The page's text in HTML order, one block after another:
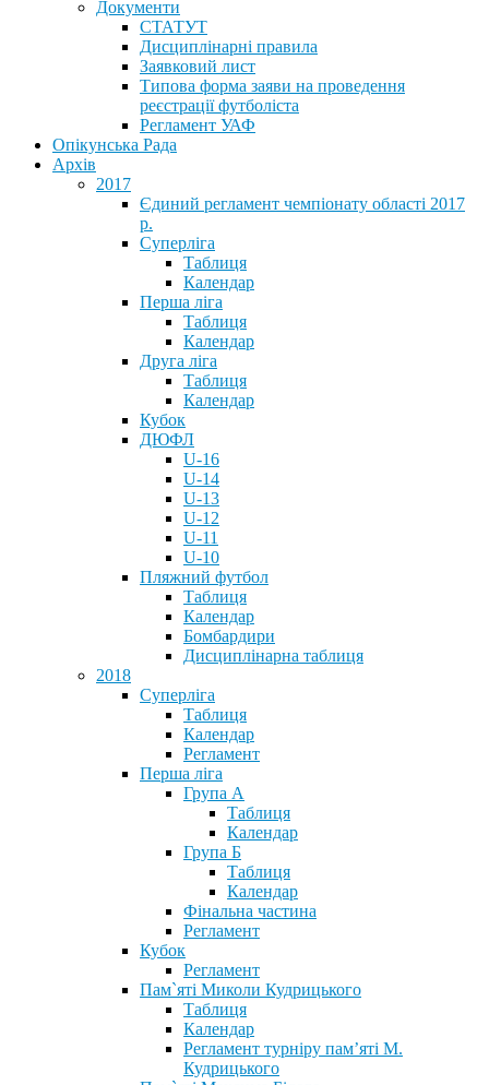
Документи
СТАТУТ
Дисциплінарні правила
Заявковий лист
Типова форма заяви на проведення
реєстрації футболіста
Регламент УАФ
Опікунська Рада
Архів
2017
Єдиний регламент чемпіонату області 2017
р.
Суперліга
Таблиця
Календар
Перша ліга
Таблиця
Календар
Друга ліга
Таблиця
Календар
Кубок
ДЮФЛ
U-16
U-14
U-13
U-12
U-11
U-10
Пляжний футбол
Таблиця
Календар
Бомбардири
Дисциплінарна таблиця
2018
Суперліга
Таблиця
Календар
Регламент
Перша ліга
Група А
Таблиця
Календар
Група Б
Таблиця
Календар
Фінальна частина
Регламент
Кубок
Регламент
Пам`яті Миколи Кудрицького
Таблиця
Календар
Регламент турніру пам’яті М.
Кудрицького